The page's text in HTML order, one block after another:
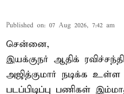
Published on: 07 Aug 2026, 7:42 am
சென்னை,
இயக்குநர் ஆதிக்
அஜித்குமார் நடிக்க
படப்பிடிப்பு பணிகள்